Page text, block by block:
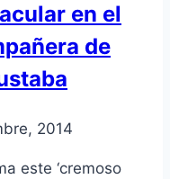
en el
de
2014
este ‘cremoso